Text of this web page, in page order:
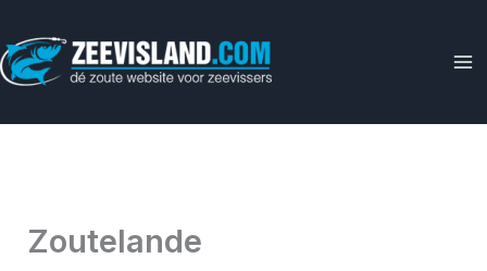
naar
de
Zoutelande